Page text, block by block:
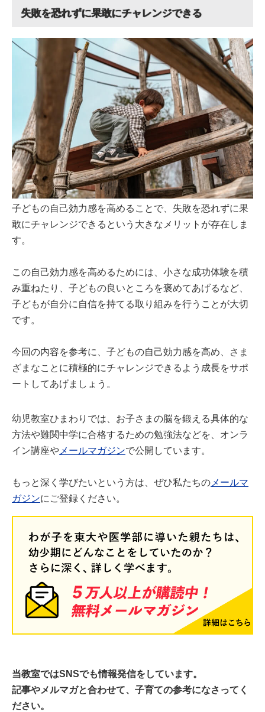
失敗を恐れずに果敢にチャレンジできる
子どもの自己効力感を高めることで、失敗を恐れずに果
敢にチャレンジできるという大きなメリットが存在しま
す。
この自己効力感を高めるためには、小さな成功体験を積
み重ねたり、子どもの良いところを褒めてあげるなど、
子どもが自分に自信を持てる取り組みを行うことが大切
です。
今回の内容を参考に、子どもの自己効力感を高め、さま
ざまなことに積極的にチャレンジできるよう成長をサポ
ートしてあげましょう。
幼児教室ひまわりでは、お子さまの脳を鍛える具体的な
方法や難関中学に合格するための勉強法などを、オンラ
イン講座や メールマガジンで公開しています。
もっと深く学びたいという方は、ぜひ私たちの メールマ
ガジンにご登録ください。
当教室ではSNSでも情報発信をしています。
記事やメルマガと合わせて、子育ての参考になさってく
ださい。